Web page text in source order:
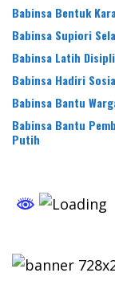
Babinsa Bentuk
Babinsa Supiori
Babinsa Latih
Babinsa Hadiri
Babinsa Bantu
Babinsa Bantu
Putih